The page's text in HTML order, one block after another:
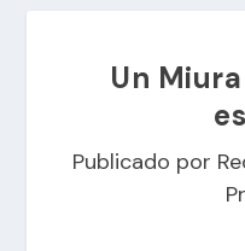
Un
Publicado por